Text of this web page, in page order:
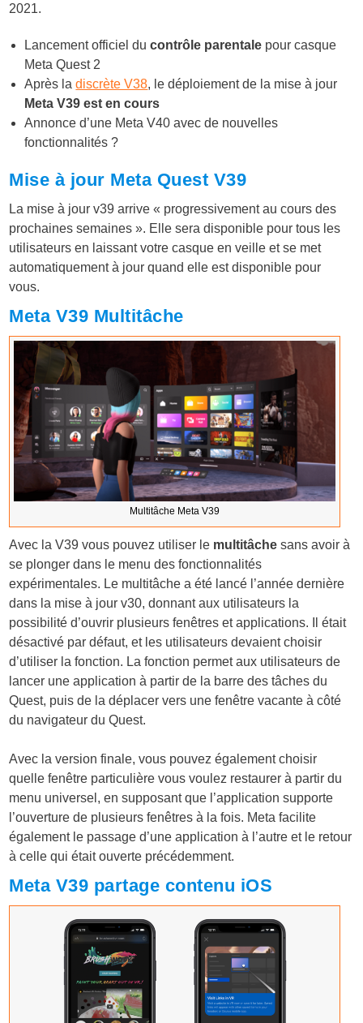
2021.
Lancement officiel ducontrôle parentale pour casque
Meta Quest 2
Après ladiscrète V38, le déploiement de la mise à jour
Meta V39 est en cours
Annonce d’une Meta V40 avec de nouvelles
fonctionnalités ?
Mise à jour Meta Quest V39
La mise à jour v39 arrive « progressivement au cours des
prochaines semaines ». Elle sera disponible pour tous les
utilisateurs en laissant votre casque en veille et se met
automatiquement à jour quand elle est disponible pour
vous.
Meta V39 Multitâche
Multitâche Meta V39
Avec la V39 vous pouvez utiliser le multitâche sans avoir à
se plonger dans le menu des fonctionnalités
expérimentales. Le multitâche a été lancé l’année dernière
dans la mise à jour v30, donnant aux utilisateurs la
possibilité d’ouvrir plusieurs fenêtres et applications. Il était
désactivé par défaut, et les utilisateurs devaient choisir
d’utiliser la fonction. La fonction permet aux utilisateurs de
lancer une application à partir de la barre des tâches du
Quest, puis de la déplacer vers une fenêtre vacante à côté
du navigateur du Quest.
Avec la version finale, vous pouvez également choisir
quelle fenêtre particulière vous voulez restaurer à partir du
menu universel, en supposant que l’application supporte
l’ouverture de plusieurs fenêtres à la fois. Meta facilite
également le passage d’une application à l’autre et le retour
à celle qui était ouverte précédemment.
Meta V39 partage contenu iOS